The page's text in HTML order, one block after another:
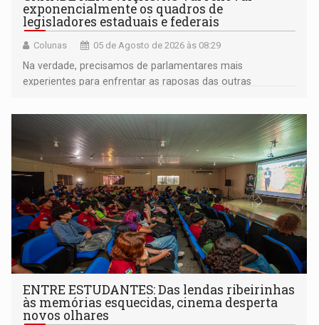
exponencialmente os quadros de
legisladores estaduais e federais
Colunas 05 de Agosto de 2026 às 08:29
Na verdade, precisamos de parlamentares mais
experientes para enfrentar as raposas das outras
ENTRE ESTUDANTES: Das lendas ribeirinhas
às memórias esquecidas, cinema desperta
novos olhares